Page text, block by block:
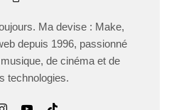
Ma devise : Make,
depuis 1996, passionné
de cinéma et de
technologies.